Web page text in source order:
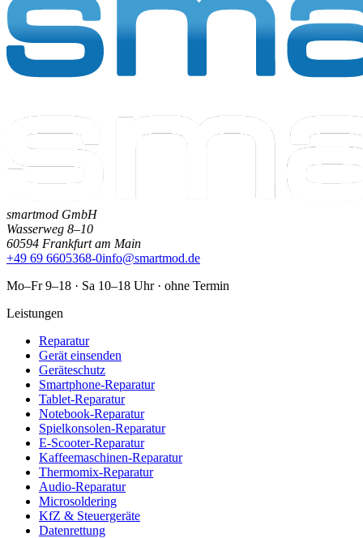
smartmod GmbH
Wasserweg 8–10
60594 Frankfurt am Main
+49 69 6605368-0info@smartmod.de
Mo–Fr 9–18 · Sa 10–18 Uhr · ohne Termin
Leistungen
Reparatur
Gerät einsenden
Geräteschutz
Smartphone-Reparatur
Tablet-Reparatur
Notebook-Reparatur
Spielkonsolen-Reparatur
E-Scooter-Reparatur
Kaffeemaschinen-Reparatur
Thermomix-Reparatur
Audio-Reparatur
Microsoldering
KfZ & Steuergeräte
Datenrettung